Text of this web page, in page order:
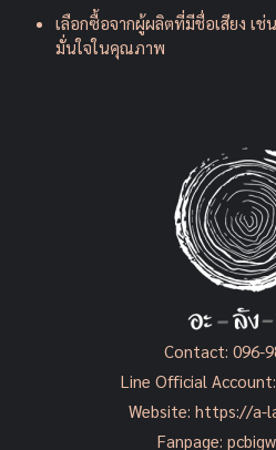
เลือกซื้อจากผู้ผลิตที่มีชื่อเสียง เช่
มั่นใจในคุณภาพ
Contact: 096-
Line Official Account:
Website: https://a-
Fanpage: